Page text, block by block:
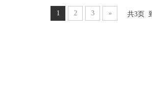
1 2 3 » 共3页